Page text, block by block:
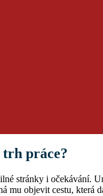
práce?
stránky i očekávání.
mu objevit cestu, která